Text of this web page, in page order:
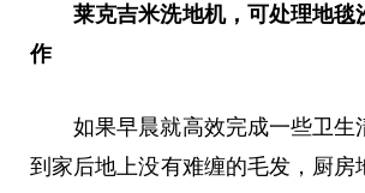
莱克吉米洗地机，可处理地毯
作
如果早晨就高效完成一些卫生
到家后地上没有难缠的毛发，厨房